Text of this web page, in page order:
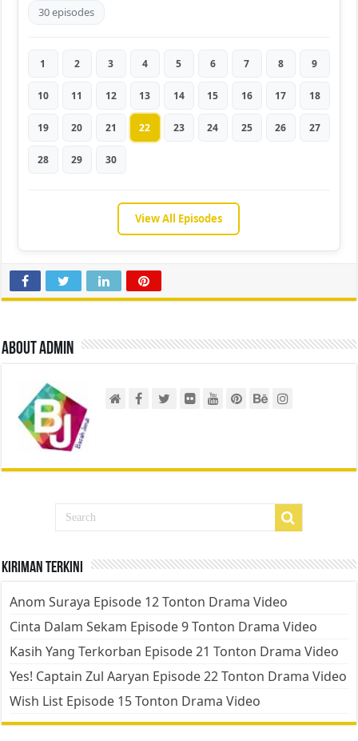
30 episodes
1 2 3 4 5 6 7 8 9
10 11 12 13 14 15 16 17 18
19 20 21 22 23 24 25 26 27
28 29 30
View All Episodes
About admin
Kiriman Terkini
Anom Suraya Episode 12 Tonton Drama Video
Cinta Dalam Sekam Episode 9 Tonton Drama Video
Kasih Yang Terkorban Episode 21 Tonton Drama Video
Yes! Captain Zul Aaryan Episode 22 Tonton Drama Video
Wish List Episode 15 Tonton Drama Video